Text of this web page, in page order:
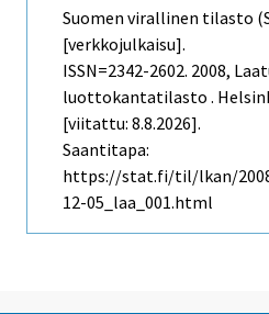
Suomen virallinen tilasto
[verkkojulkaisu].
ISSN=2342-2602. 2008,
luottokantatilasto .
[viitattu: 8.8.2026].
Saantitapa:
https://stat.fi/til/lkan/
12-05_laa_001.html